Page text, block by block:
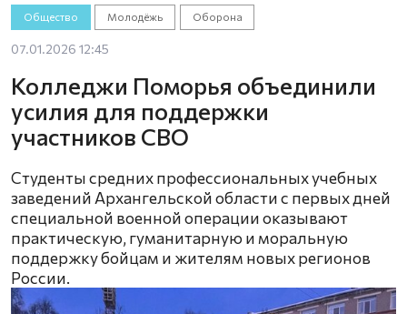
Общество Молодёжь Оборона
07.01.2026 12:45
Колледжи Поморья объединили
усилия для поддержки
участников СВО
Студенты средних профессиональных учебных
заведений Архангельской области с первых дней
специальной военной операции оказывают
практическую, гуманитарную и моральную
поддержку бойцам и жителям новых регионов
России.